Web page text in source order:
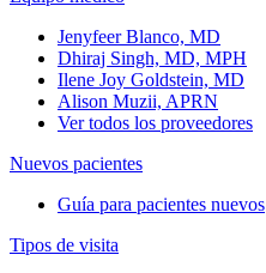
Jenyfeer Blanco, MD
Dhiraj Singh, MD, MPH
Ilene Joy Goldstein, MD
Alison Muzii, APRN
Ver todos los proveedores
Nuevos pacientes
Guía para pacientes nuevos
Tipos de visita